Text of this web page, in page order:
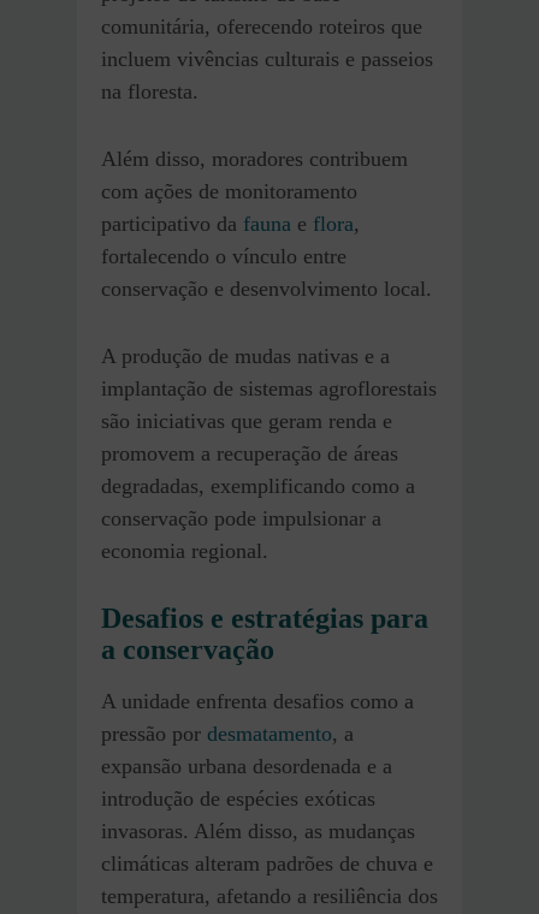
comunitária, oferecendo roteiros que
incluem vivências culturais e passeios
na floresta.
Além disso, moradores contribuem
com ações de monitoramento
participativo da fauna e flora,
fortalecendo o vínculo entre
conservação e desenvolvimento local.
A produção de mudas nativas e a
implantação de sistemas agroflorestais
são iniciativas que geram renda e
promovem a recuperação de áreas
degradadas, exemplificando como a
conservação pode impulsionar a
economia regional.
Desafios e estratégias para
a conservação
A unidade enfrenta desafios como a
pressão por desmatamento, a
expansão urbana desordenada e a
introdução de espécies exóticas
invasoras. Além disso, as mudanças
climáticas alteram padrões de chuva e
temperatura, afetando a resiliência dos